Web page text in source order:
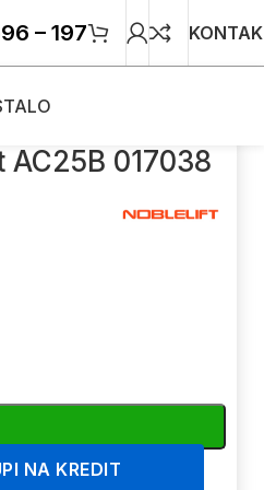
– 197
017038
NA KREDIT